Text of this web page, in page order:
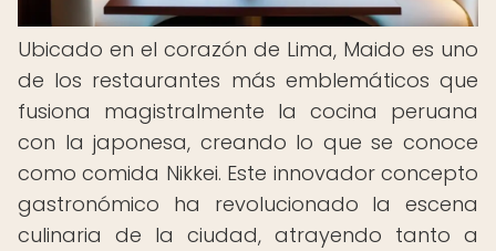
Ubicado en el corazón de Lima, Maido es uno
de los restaurantes más emblemáticos que
fusiona magistralmente la cocina peruana
con la japonesa, creando lo que se conoce
como comida Nikkei. Este innovador concepto
gastronómico ha revolucionado la escena
culinaria de la ciudad, atrayendo tanto a